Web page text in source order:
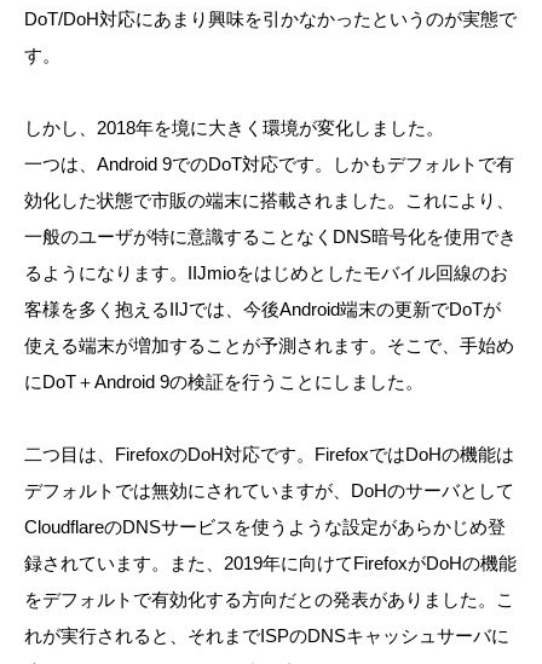
DoT/DoH対応にあまり興味を引かなかったというのが実態で
す。
しかし、2018年を境に大きく環境が変化しました。
一つは、Android 9でのDoT対応です。しかもデフォルトで有
効化した状態で市販の端末に搭載されました。これにより、
一般のユーザが特に意識することなくDNS暗号化を使用でき
るようになります。IIJmioをはじめとしたモバイル回線のお
客様を多く抱えるIIJでは、今後Android端末の更新でDoTが
使える端末が増加することが予測されます。そこで、手始め
にDoT＋Android 9の検証を行うことにしました。
二つ目は、FirefoxのDoH対応です。FirefoxではDoHの機能は
デフォルトでは無効にされていますが、DoHのサーバとして
CloudflareのDNSサービスを使うような設定があらかじめ登
録されています。また、2019年に向けてFirefoxがDoHの機能
をデフォルトで有効化する方向だとの発表がありました。こ
れが実行されると、それまでISPのDNSキャッシュサーバに